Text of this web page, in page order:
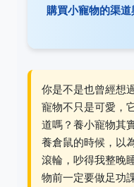
購買小寵物的渠
你是不是也曾經想
寵物不只是可愛，
道嗎？養小寵物其
養倉鼠的時候，以
滾輪，吵得我整晚
物前一定要做足功